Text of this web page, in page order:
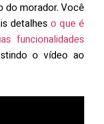
do morador. Você
detalhes o que é
funcionalidades
o vídeo ao